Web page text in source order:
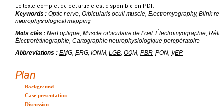
Le texte complet de cet article est disponible en PDF.
Keywords : Optic nerve, Orbicularis oculi muscle, Electromyography, Blink
neurophysiological mapping
Mots clés : Nerf optique, Muscle orbiculaire de l’œil, Électromyographie,
Électrorétinographie, Cartographie neurophysiologique peropératoire
Abbreviations : EMG, ERG, IONM, LGB, OOM, PBR, PON, VEP
Plan
Background
Case presentation
Discussion